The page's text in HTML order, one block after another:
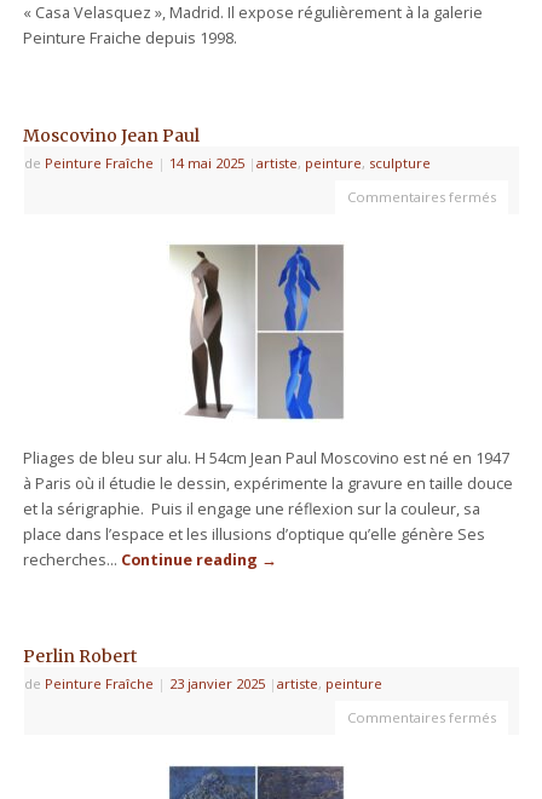
« Casa Velasquez », Madrid. Il expose régulièrement à la galerie
Peinture Fraiche depuis 1998.
Moscovino Jean Paul
de Peinture Fraîche | 14 mai 2025 | artiste, peinture, sculpture
Commentaires fermés
Pliages de bleu sur alu. H 54cm Jean Paul Moscovino est né en 1947
à Paris où il étudie le dessin, expérimente la gravure en taille douce
et la sérigraphie. Puis il engage une réflexion sur la couleur, sa
place dans l’espace et les illusions d’optique qu’elle génère Ses
recherches… Continue reading →
Perlin Robert
de Peinture Fraîche | 23 janvier 2025 | artiste, peinture
Commentaires fermés